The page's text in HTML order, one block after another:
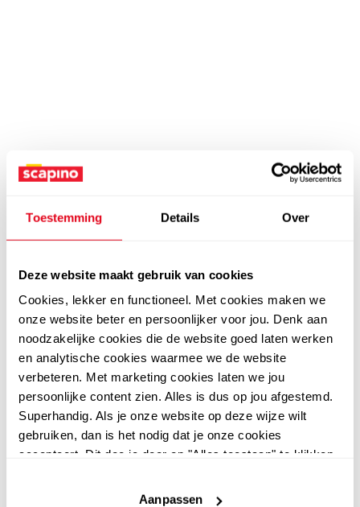
Toestemming Details Over
Deze website maakt gebruik van cookies
Cookies, lekker en functioneel. Met cookies maken we
onze website beter en persoonlijker voor jou. Denk aan
noodzakelijke cookies die de website goed laten werken
en analytische cookies waarmee we de website
verbeteren. Met marketing cookies laten we jou
persoonlijke content zien. Alles is dus op jou afgestemd.
Superhandig. Als je onze website op deze wijze wilt
gebruiken, dan is het nodig dat je onze cookies
accepteert. Dit doe je door op "Alles toestaan" te klikken.
website niet optimaal functioneert.
Aanpassen